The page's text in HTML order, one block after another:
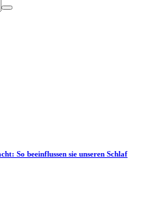
So beeinflussen sie unseren Schlaf